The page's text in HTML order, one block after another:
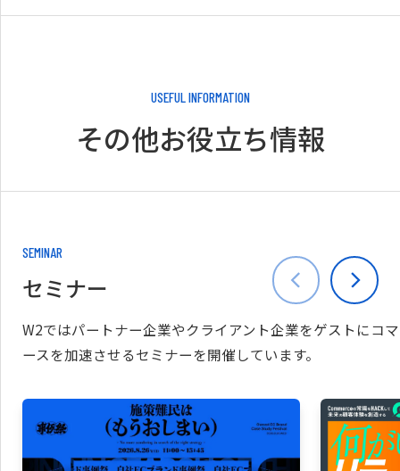
USEFUL INFORMATION
その他お役立ち情報
SEMINAR
セミナー
W2ではパートナー企業やクライアント企業をゲストにコマ
ースを加速させるセミナーを開催しています。